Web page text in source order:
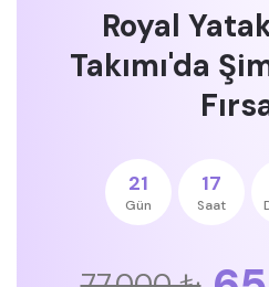
Royal
Takımı'da
21
Gün
17
Saat